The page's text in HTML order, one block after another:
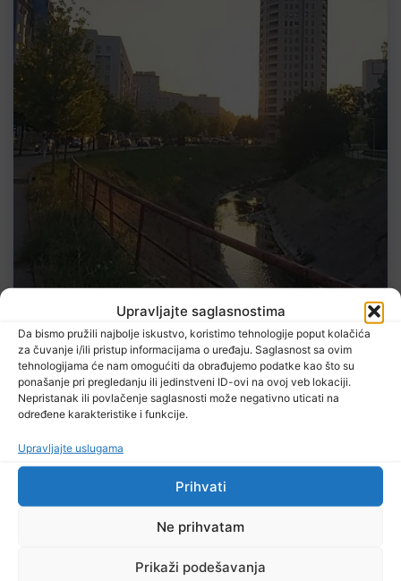
Upravljajte saglasnostima
Da bismo pružili najbolje iskustvo, koristimo tehnologije poput kolačića
za čuvanje i/ili pristup informacijama o uređaju. Saglasnost sa ovim
tehnologijama će nam omogućiti da obrađujemo podatke kao što su
ponašanje pri pregledanju ili jedinstveni ID-ovi na ovoj veb lokaciji.
Nepristanak ili povlačenje saglasnosti može negativno uticati na
određene karakteristike i funkcije.
Upravljajte uslugama
Prihvati
Ne prihvatam
Prikaži podešavanja
7 Augusta, 2026
TeKologija | Jala: Umjesto gradske ljepotice nastale
podno majevičkih obronaka izvor neugodnih prizora
(FOTO)
7 Augusta, 2026